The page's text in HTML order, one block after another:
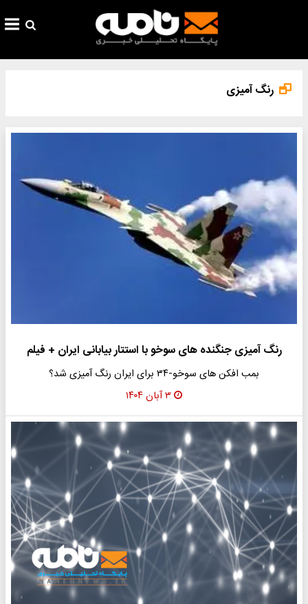
رنگ آمیزی
رنگ آمیزی جنگنده های سوخو با استتار بیابانی ایران + فیلم
بمب افکن های سوخو-۳۴ برای ایران رنگ آمیزی شد؟
۳ آبان ۱۴۰۴